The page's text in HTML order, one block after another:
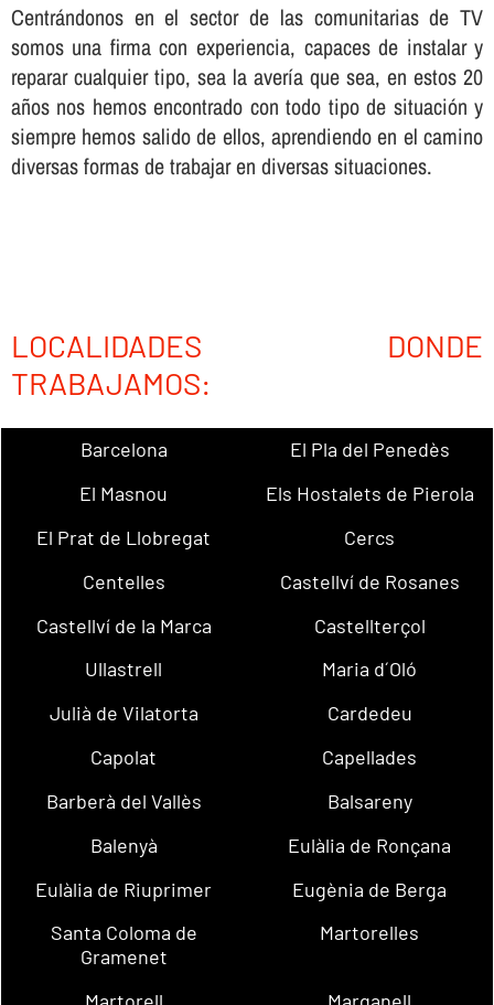
Centrándonos en el sector de las comunitarias de TV
somos una firma con experiencia, capaces de instalar y
reparar cualquier tipo, sea la averí­a que sea, en estos 20
años nos hemos encontrado con todo tipo de situación y
siempre hemos salido de ellos, aprendiendo en el camino
diversas formas de trabajar en diversas situaciones.
LOCALIDADES DONDE
TRABAJAMOS:
Barcelona
El Pla del Penedès
El Masnou
Els Hostalets de Pierola
El Prat de Llobregat
Cercs
Centelles
Castellví de Rosanes
Castellví de la Marca
Castellterçol
Ullastrell
Maria d´Oló
Julià de Vilatorta
Cardedeu
Capolat
Capellades
Barberà del Vallès
Balsareny
Balenyà
Eulàlia de Ronçana
Eulàlia de Riuprimer
Eugènia de Berga
Santa Coloma de
Gramenet
Martorelles